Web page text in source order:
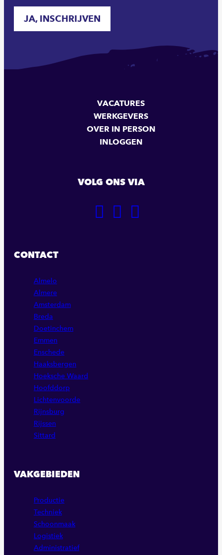
JA, INSCHRIJVEN
VACATURES
WERKGEVERS
OVER IN PERSON
INLOGGEN
VOLG ONS VIA
CONTACT
Almelo
Almere
Amsterdam
Breda
Doetinchem
Emmen
Enschede
Haaksbergen
Hoeksche Waard
Hoofddorp
Lichtenvoorde
Rijnsburg
Rijssen
Sittard
VAKGEBIEDEN
Productie
Techniek
Schoonmaak
Logistiek
Administratief